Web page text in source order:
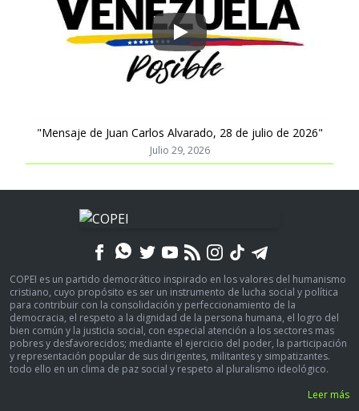
Play
"Mensaje de Juan Carlos Alvarado, 28 de julio de 2026"
Julio 29, 2026
COPEI es un partido democrático inspirado en los valores del humanismo
cristiano, cuyo propósito es ser un instrumento de lucha social y política
para contribuir con la consolidación y perfeccionamiento de la
democracia, el respeto a la dignidad de la persona humana, el logro del
bien común y la justicia social, con especial atención a los sectores mas
pobres y desfavorecidos; mediante el ejercicio del poder, la participación
y representación popular de sus dirigentes, militantes y simpatizantes.
todo ello en un clima de paz social y respeto al pluralismo ideológico.
Leer más